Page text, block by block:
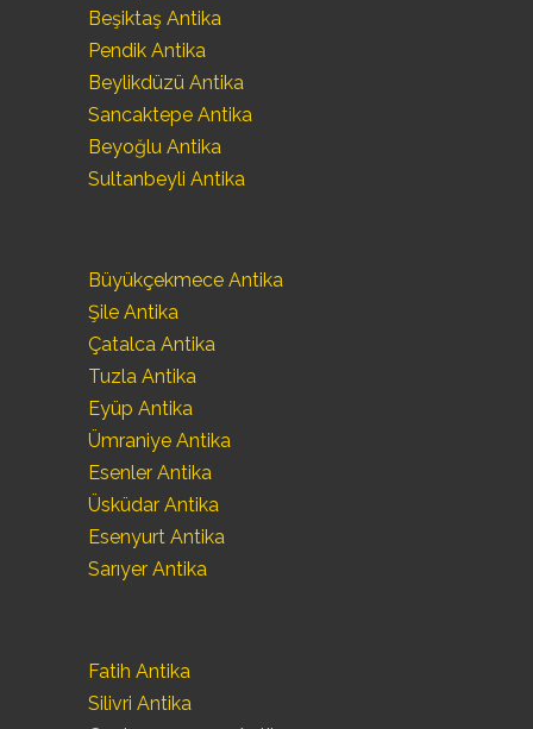
Beşiktaş Antika
Pendik Antika
Beylikdüzü Antika
Sancaktepe Antika
Beyoğlu Antika
Sultanbeyli Antika
Büyükçekmece Antika
Şile Antika
Çatalca Antika
Tuzla Antika
Eyüp Antika
Ümraniye Antika
Esenler Antika
Üsküdar Antika
Esenyurt Antika
Sarıyer Antika
Fatih Antika
Silivri Antika